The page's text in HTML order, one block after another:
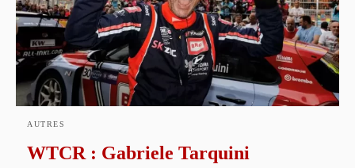
AUTRES
WTCR : Gabriele Tarquini